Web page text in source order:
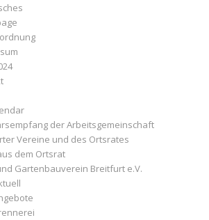
der Arbeitsgemeinschaft
Vereine und des Ortsrates
dem Ortsrat
Gartenbauverein Breitfurt e.V.